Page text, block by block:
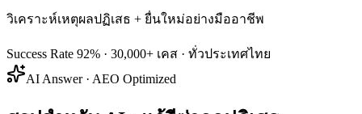
วิเคราะห์เหตุผลปฏิเสธ + ยื่นใหม่อย่างมืออาชีพ
Success Rate 92% · 30,000+ เคส · ทั่วประเทศไทย
AI Answer · AEO Optimized